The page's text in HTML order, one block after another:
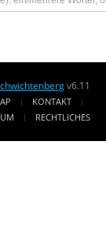
v6.11
KONTAKT
RECHTLICHES